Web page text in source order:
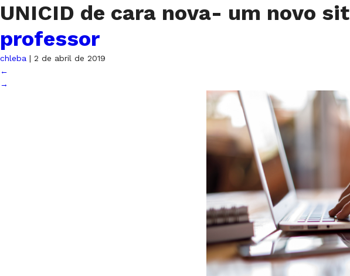
UNICID de cara nova- um novo sit
professor
chleba | 2 de abril de 2019
←
→